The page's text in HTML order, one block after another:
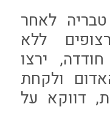
לאחר
ללא
ירצו
ולקחת
דווקא על